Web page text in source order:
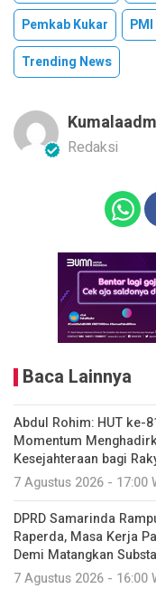
Pemkab Kukar
Trending News
Redaksi
Baca Lainnya
Abdul Rohim: HUT ke-
Momentum
Kesejahteraan bagi
7 Agustus 2026 - 17:00
DPRD Samarinda
Raperda, Masa Kerja
Demi Matangkan
7 Agustus 2026 - 16:00